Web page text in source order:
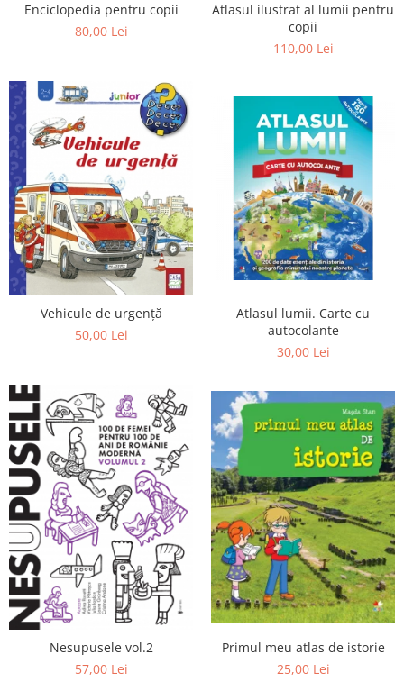
Editura Bookzone
Editura Casa
Editura Corint
Editura Frontiera
Editura Gama
Editura Kreativ
Editura Litera
Editura Lizuka Educativ
Editura Nemira
Editura Portocala Albastră
Editura Scriptum
Editura Sophia
Editura Usborne
Editura Vellant
Editura Verba
Enciclopedia pentru copii
80,00 Lei
Atlasul ilustrat al lumii pentru
copii
110,00 Lei
Vehicule de urgenţă
50,00 Lei
Atlasul lumii. Carte cu
autocolante
30,00 Lei
Nesupusele vol.2
57,00 Lei
Primul meu atlas de istorie
25,00 Lei